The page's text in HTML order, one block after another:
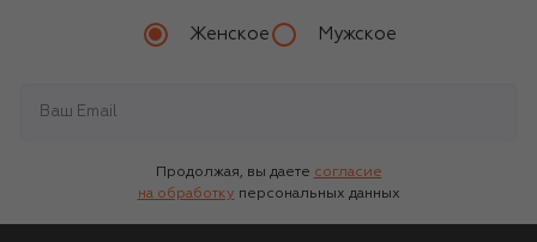
Женское Мужское
Продолжая, вы даете согласие
на обработку персональных данных